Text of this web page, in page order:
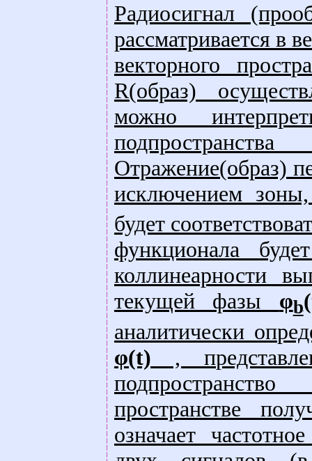
Радиосигнал
рассматривается в
векторного
R(образ)
можно
Отражение(образ)
исключением
будет
функционала
коллинеарности
текущей фазы φb
аналитически
φ(t) ,
пространстве
означает